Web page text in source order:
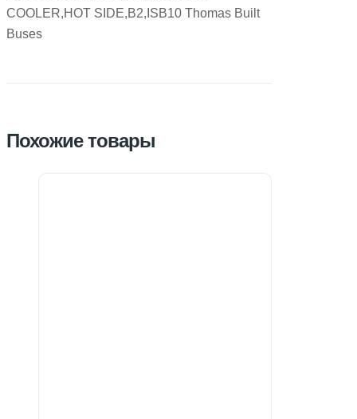
COOLER,HOT SIDE,B2,ISB10 Thomas Built
Buses
Похожие товары